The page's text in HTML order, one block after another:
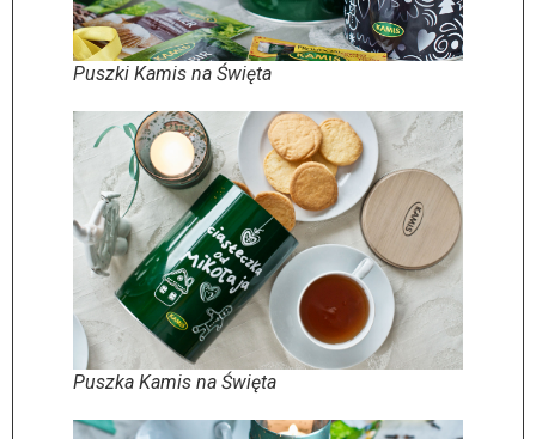
Puszki Kamis na Święta
Puszka Kamis na Święta